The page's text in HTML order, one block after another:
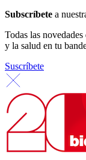
Subscríbete a
Todas las
y la salud en tu
Suscríbete